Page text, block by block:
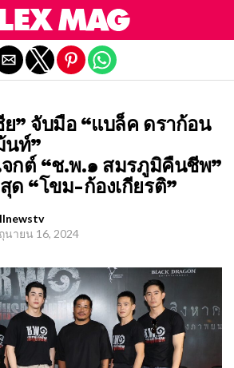
ย” จับมือ “แบล็ค ดราก้อน
นท์”
จกต์ “ช.พ.๑ สมรภูมิคืนชีพ”
ด “โขม-ก้องเกียรติ”
นายน 16, 2024
mobile version